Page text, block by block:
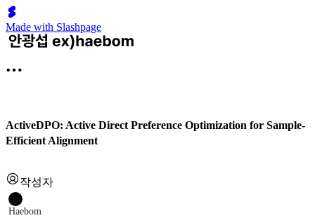
Made with Slashpage
ActiveDPO: Active Direct Preference Optimization for Sample-
Efficient Alignment
작성자
Haebom